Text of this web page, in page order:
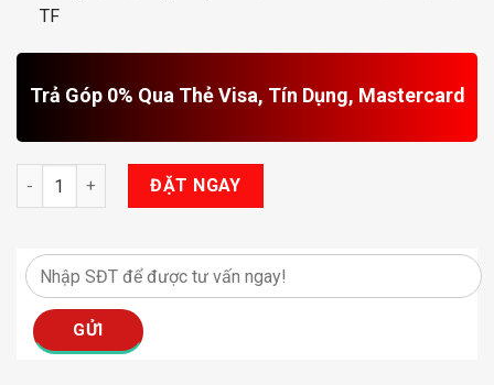
TF
Trả Góp 0% Qua Thẻ Visa, Tín Dụng, Mastercard
Android Box HTD D13 LUX số lượng
ĐẶT NGAY